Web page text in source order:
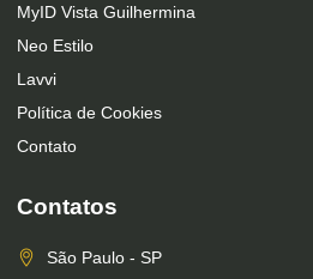
MyID Vista Guilhermina
Neo Estilo
Lavvi
Política de Cookies
Contato
Contatos
São Paulo - SP